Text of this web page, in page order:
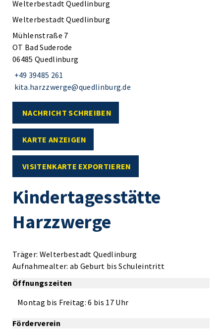
Welterbestadt Quedlinburg
Welterbestadt Quedlinburg
Mühlenstraße 7
OT Bad Suderode
06485 Quedlinburg
+49 39485 261
kita.harzzwerge@quedlinburg.de
NACHRICHT SCHREIBEN
KARTE ANZEIGEN
VISITENKARTE EXPORTIEREN
Kindertagesstätte
Harzzwerge
Träger: Welterbestadt Quedlinburg
Aufnahmealter: ab Geburt bis Schuleintritt
Öffnungszeiten
Montag bis Freitag: 6 bis 17 Uhr
Förderverein